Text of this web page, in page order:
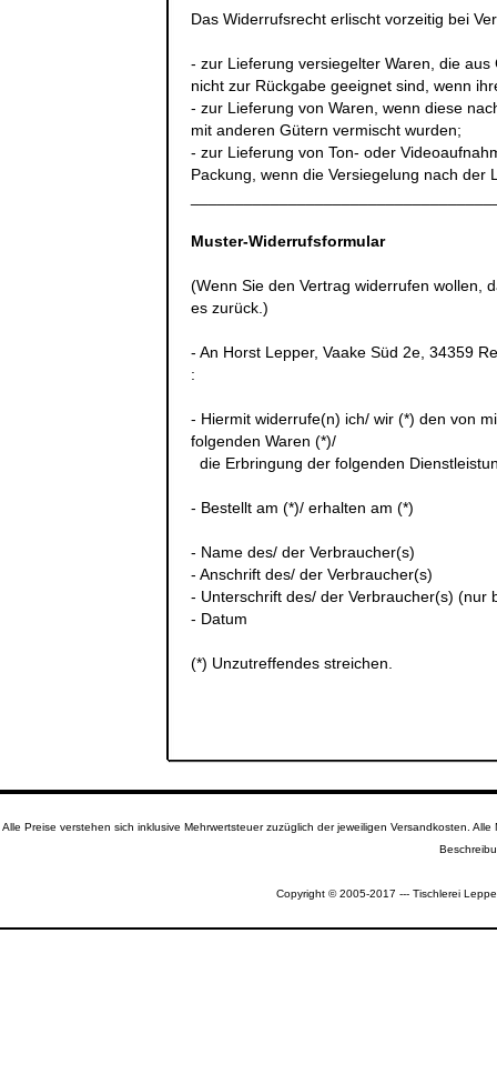
Das Widerrufsrecht erlischt vorzeitig bei
- zur Lieferung versiegelter Waren, die
nicht zur Rückgabe geeignet sind, wenn
- zur Lieferung von Waren, wenn diese
mit anderen Gütern vermischt wurden;
- zur Lieferung von Ton- oder
Packung, wenn die Versiegelung nach der
Muster-Widerrufsformular
(Wenn Sie den Vertrag widerrufen wollen,
es zurück.)
- An Horst Lepper, Vaake Süd 2e, 34359
:
- Hiermit widerrufe(n) ich/ wir (*) den von
folgenden Waren (*)/
die Erbringung der folgenden
- Bestellt am (*)/ erhalten am (*)
- Name des/ der Verbraucher(s)
- Anschrift des/ der Verbraucher(s)
- Unterschrift des/ der Verbraucher(s) (nur
- Datum
(*) Unzutreffendes streichen.
Alle Preise verstehen sich inklusive Mehrwertsteuer zuzüglich der jeweiligen Versandkosten.
Copyright © 2005-2017 --- Tischlerei